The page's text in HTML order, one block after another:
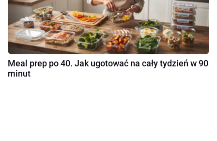
Meal prep po 40. Jak ugotować na cały tydzień w 90
minut